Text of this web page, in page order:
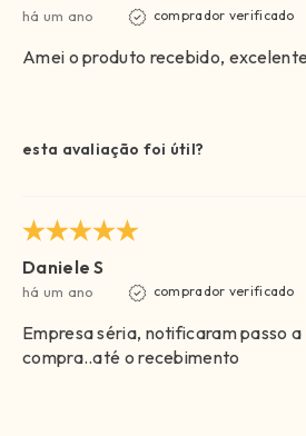
há um ano comprador verificado
Amei o produto recebido,
esta avaliação foi útil?
Daniele S
há um ano comprador verificado
Empresa séria, notificaram passo
compra..até o recebimento